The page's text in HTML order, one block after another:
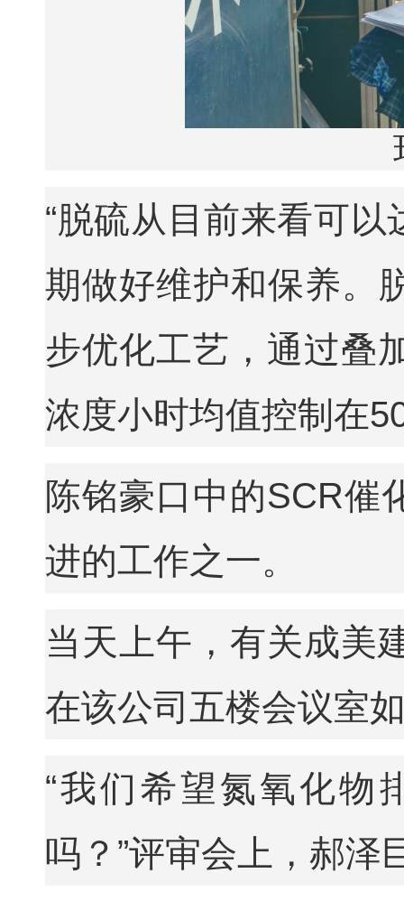
“脱硫从目前来看可
期做好维护和保养。
步优化工艺，通过叠
浓度小时均值控制在
陈铭豪口中的SCR催
进的工作之一。
当天上午，有关成美
在该公司五楼会议室
“我们希望氮氧化物
吗？”评审会上，郝泽